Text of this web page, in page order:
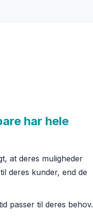
har hele
at deres muligheder
deres kunder, end de
passer til deres behov.